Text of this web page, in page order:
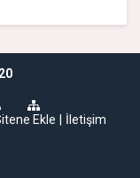
Ekle İletişim